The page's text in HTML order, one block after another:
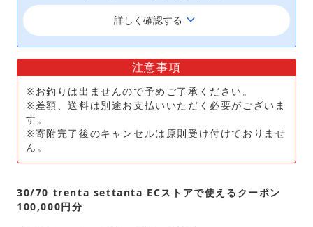
詳しく確認する keyboard_arrow_down
注意事項
※お釣りは出ませんので予めご了承ください。
※差額、送料は別途お支払いいただく必要がございま
す。
※寄附完了後のキャンセルは原則受け付けておりませ
ん。
30/70 trenta settanta ECストアで使えるクーポン
100,000円分